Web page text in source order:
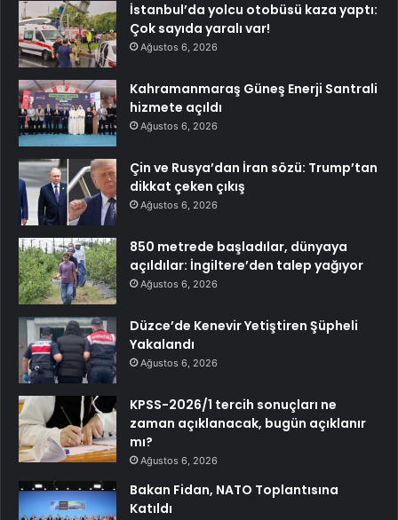
İstanbul’da yolcu otobüsü kaza yaptı:
Çok sayıda yaralı var!
Ağustos 6, 2026
Kahramanmaraş Güneş Enerji Santrali
hizmete açıldı
Ağustos 6, 2026
Çin ve Rusya’dan İran sözü: Trump’tan
dikkat çeken çıkış
Ağustos 6, 2026
850 metrede başladılar, dünyaya
açıldılar: İngiltere’den talep yağıyor
Ağustos 6, 2026
Düzce’de Kenevir Yetiştiren Şüpheli
Yakalandı
Ağustos 6, 2026
KPSS-2026/1 tercih sonuçları ne
zaman açıklanacak, bugün açıklanır
mı?
Ağustos 6, 2026
Bakan Fidan, NATO Toplantısına
Katıldı